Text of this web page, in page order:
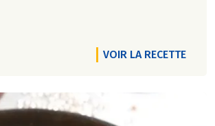
VOIR LA RECETTE